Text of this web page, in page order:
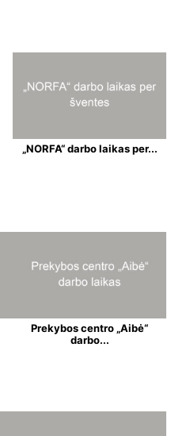
„NORFA“ darbo laikas per...
Prekybos centro „Aibė“
darbo...